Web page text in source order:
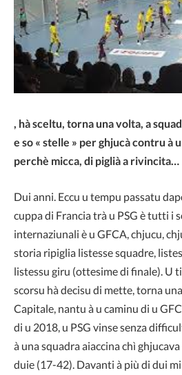
, hà sceltu, torna una volta, a
e so « stelle » per ghjucà contru à u
perchè micca, di piglià a rivincita…
Dui anni. Eccu u tempu passatu
cuppa di Francia trà u PSG è tutti i
internaziunali è u GFCA, chjucu,
storia ripiglia listesse squadre,
listessu giru (ottesime di finale). U
scorsu hà decisu di mette, torna
Capitale, nantu à u caminu di u
di u 2018, u PSG vinse senza
à una squadra aiaccina chì ghjucava
duie (17-42). Davanti à più di dui